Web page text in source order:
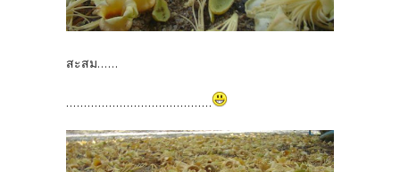
สะสม......
.........................................